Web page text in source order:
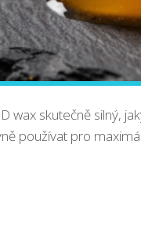
wax skutečně silný,
používat pro